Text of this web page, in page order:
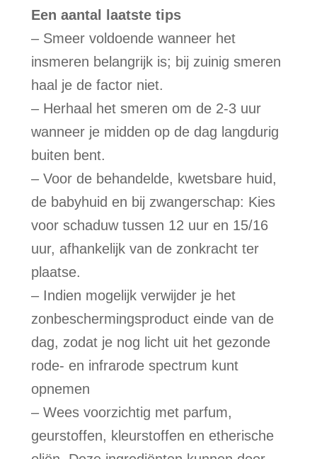
Een aantal laatste tips
– Smeer voldoende wanneer het
insmeren belangrijk is; bij zuinig smeren
haal je de factor niet.
– Herhaal het smeren om de 2-3 uur
wanneer je midden op de dag langdurig
buiten bent.
– Voor de behandelde, kwetsbare huid,
de babyhuid en bij zwangerschap: Kies
voor schaduw tussen 12 uur en 15/16
uur, afhankelijk van de zonkracht ter
plaatse.
– Indien mogelijk verwijder je het
zonbeschermingsproduct einde van de
dag, zodat je nog licht uit het gezonde
rode- en infrarode spectrum kunt
opnemen
– Wees voorzichtig met parfum,
geurstoffen, kleurstoffen en etherische